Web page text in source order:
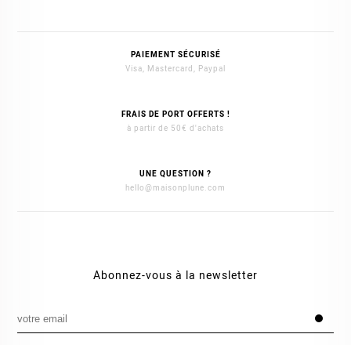
PAIEMENT SÉCURISÉ
Visa, Mastercard, Paypal
FRAIS DE PORT OFFERTS !
à partir de 50€ d'achats
UNE QUESTION ?
hello@maisonplune.com
Abonnez-vous à la newsletter